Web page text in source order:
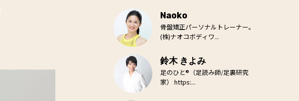
Naoko
骨盤矯正パーソナルトレーナー。
(株)ナオコボディワ...
鈴木 きよみ
足のひと®（足読み師/足裏研究
家） https:...